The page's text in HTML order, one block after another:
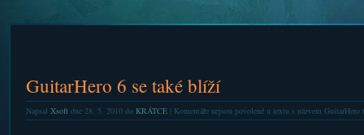
GuitarHero 6 se také blíží
Napsal Xsoftdne 28. 5. 2010 do KRÁTCE| Komentáře nejsou povolenéu textu s názvem GuitarHero